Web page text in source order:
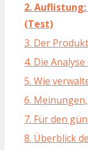
2.
(Test)
3. Der
4. Die
5. Wie
6.
7. Für den
8. Überblick